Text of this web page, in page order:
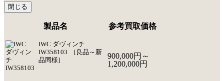
閉じる
製品名 参考買取価格
IWC ダヴィンチ
IW358103 [良品～新
品同様]
900,000円～
1,200,000円